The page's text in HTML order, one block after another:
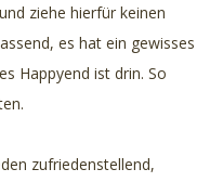
ziehe hierfür keinen
es hat ein gewisses
Happyend ist drin. So
zufriedenstellend,